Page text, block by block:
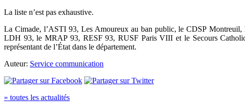
La liste n’est pas exhaustive.
La Cimade, l’ASTI 93, Les Amoureux au ban public, le CDSP
LDH 93, le MRAP 93, RESF 93, RUSF Paris VIII et le Secours
représentant de l’État dans le département.
Auteur: Service communication
» toutes les actualités